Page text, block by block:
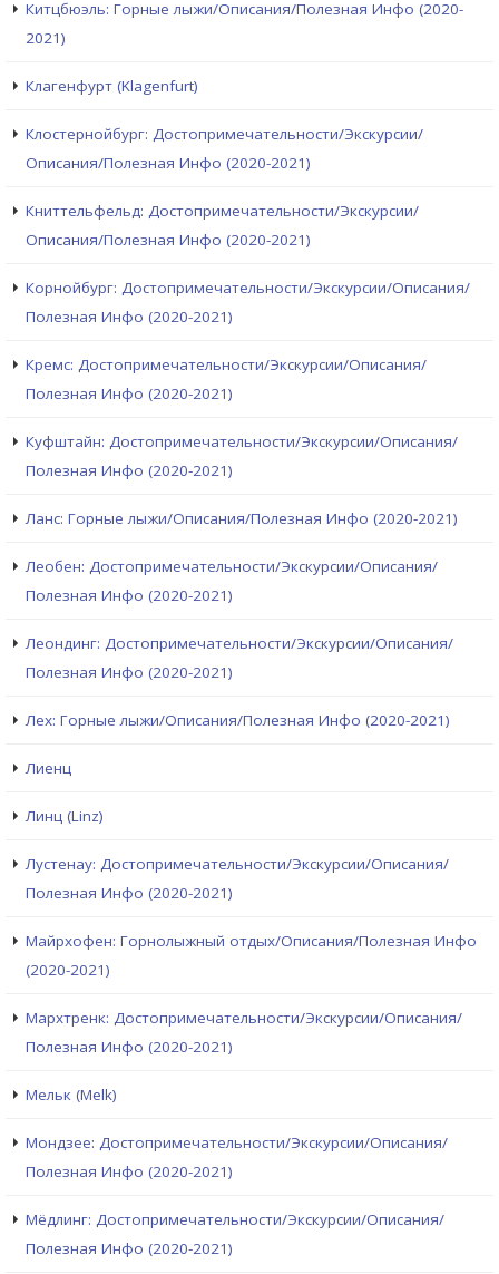
Китцбюэль: Горные лыжи/Описания/Полезная Инфо (2020-
2021)
Клагенфурт (Klagenfurt)
Клостернойбург: Достопримечательности/Экскурсии/
Описания/Полезная Инфо (2020-2021)
Книттельфельд: Достопримечательности/Экскурсии/
Описания/Полезная Инфо (2020-2021)
Корнойбург: Достопримечательности/Экскурсии/Описания/
Полезная Инфо (2020-2021)
Кремс: Достопримечательности/Экскурсии/Описания/
Полезная Инфо (2020-2021)
Куфштайн: Достопримечательности/Экскурсии/Описания/
Полезная Инфо (2020-2021)
Ланс: Горные лыжи/Описания/Полезная Инфо (2020-2021)
Леобен: Достопримечательности/Экскурсии/Описания/
Полезная Инфо (2020-2021)
Леондинг: Достопримечательности/Экскурсии/Описания/
Полезная Инфо (2020-2021)
Лех: Горные лыжи/Описания/Полезная Инфо (2020-2021)
Лиенц
Линц (Linz)
Лустенау: Достопримечательности/Экскурсии/Описания/
Полезная Инфо (2020-2021)
Майрхофен: Горнолыжный отдых/Описания/Полезная Инфо
(2020-2021)
Мархтренк: Достопримечательности/Экскурсии/Описания/
Полезная Инфо (2020-2021)
Мельк (Melk)
Мондзее: Достопримечательности/Экскурсии/Описания/
Полезная Инфо (2020-2021)
Мёдлинг: Достопримечательности/Экскурсии/Описания/
Полезная Инфо (2020-2021)